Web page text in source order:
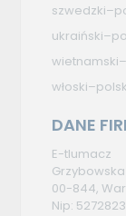
DANE
E-tlumacz
00-844,
Nip: